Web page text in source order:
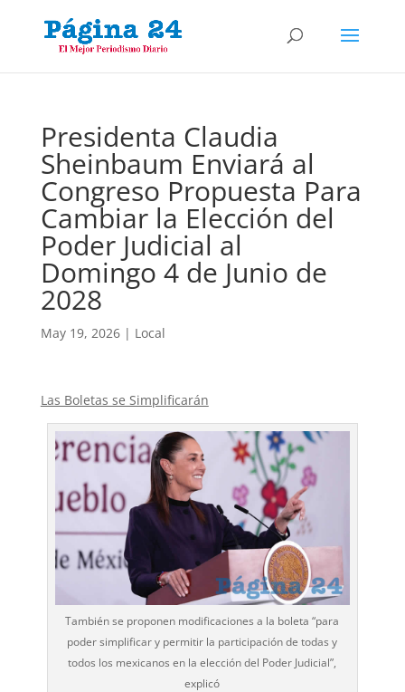
Presidenta Claudia
Sheinbaum Enviará al
Congreso Propuesta Para
Cambiar la Elección del
Poder Judicial al
Domingo 4 de Junio de
2028
May 19, 2026| Local
Las Boletas se Simplificarán
También se proponen modificaciones a la boleta “para
poder simplificar y permitir la participación de todas y
todos los mexicanos en la elección del Poder Judicial”,
explicó